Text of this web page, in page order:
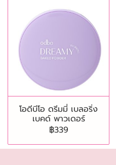
โอดีบีโอ ดรีมมี่ เบลอริ่ง
เบคด์ พาวเดอร์
฿339